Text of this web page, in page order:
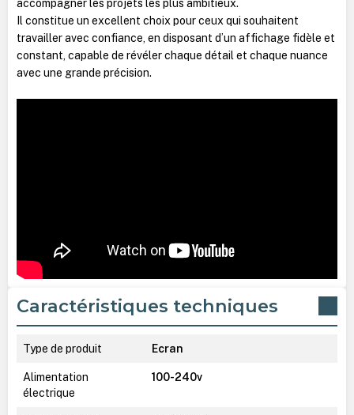
accompagner les projets les plus ambitieux.
Il constitue un excellent choix pour ceux qui souhaitent
travailler avec confiance, en disposant d’un affichage fidèle et
constant, capable de révéler chaque détail et chaque nuance
avec une grande précision.
Caractéristiques techniques
Type de produit Ecran
Alimentation
électrique
100-240v